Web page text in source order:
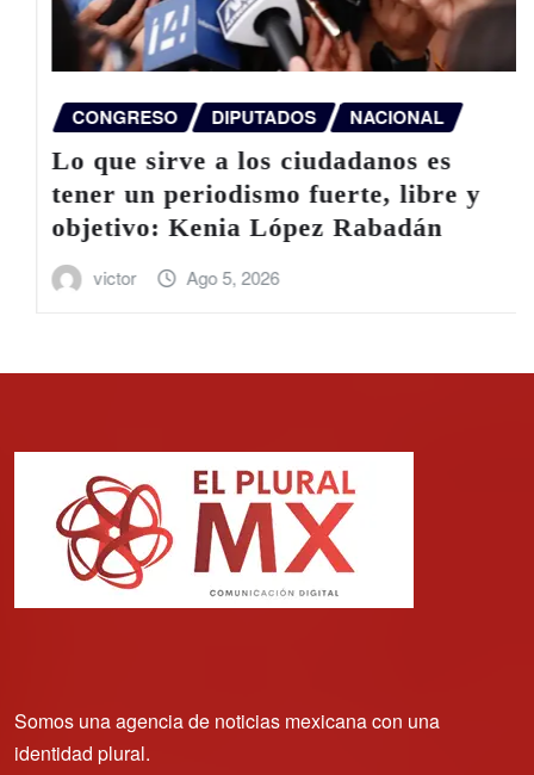
CONGRESO DIPUTADOS NACIONAL
que sirve a los ciudadanos es
un periodismo fuerte, libre y
Kenia López Rabadán
victor Ago 5, 2026
Somos una agencia de noticias mexicana con una
identidad plural.